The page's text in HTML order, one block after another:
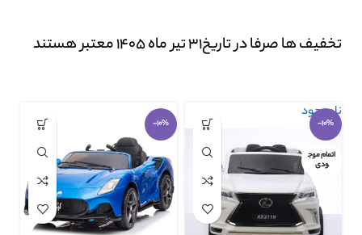
تخفیف ها صرفا در تاریخ31 تیر ماه 1405 معتبر هستند
ناموجود
-10%
اتمام موج
ودی
-10%